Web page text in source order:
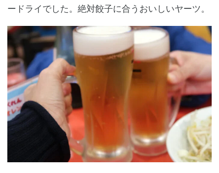
ードライでした。絶対餃子に合うおいしいヤーツ。